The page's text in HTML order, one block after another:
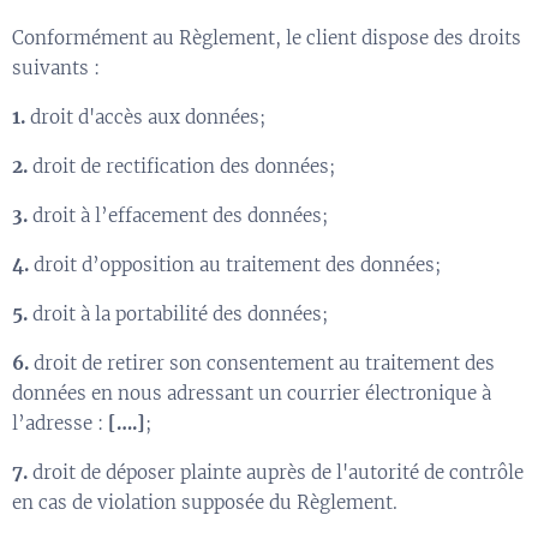
Conformément au Règlement, le client dispose des droits
suivants :
1. droit d'accès aux données;
2. droit de rectification des données;
3. droit à l’effacement des données;
4. droit d’opposition au traitement des données;
5. droit à la portabilité des données;
6. droit de retirer son consentement au traitement des
données en nous adressant un courrier électronique à
l’adresse : [….];
7. droit de déposer plainte auprès de l'autorité de contrôle
en cas de violation supposée du Règlement.